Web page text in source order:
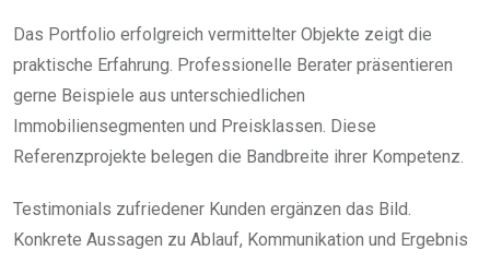
Das Portfolio erfolgreich vermittelter Objekte zeigt die
praktische Erfahrung. Professionelle Berater präsentieren
gerne Beispiele aus unterschiedlichen
Immobiliensegmenten und Preisklassen. Diese
Referenzprojekte belegen die Bandbreite ihrer Kompetenz.
Testimonials zufriedener Kunden ergänzen das Bild.
Konkrete Aussagen zu Ablauf, Kommunikation und Ergebnis